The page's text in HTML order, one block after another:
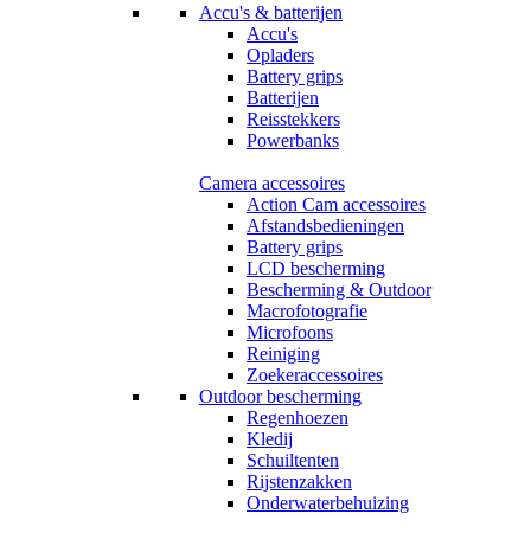
Accu's & batterijen
Accu's
Opladers
Battery grips
Batterijen
Reisstekkers
Powerbanks
Camera accessoires
Action Cam accessoires
Afstandsbedieningen
Battery grips
LCD bescherming
Bescherming & Outdoor
Macrofotografie
Microfoons
Reiniging
Zoekeraccessoires
Outdoor bescherming
Regenhoezen
Kledij
Schuiltenten
Rijstenzakken
Onderwaterbehuizing